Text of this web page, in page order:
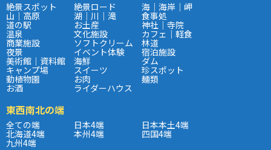
絶景スポット 絶景ロード 海｜海岸｜岬
山｜高原 湖｜川｜滝 食事処
道の駅 お土産 神社｜寺院
温泉 文化施設 カフェ｜軽食
商業施設 ソフトクリーム 林道
夜景 イベント体験 宿泊施設
美術館｜資料館 海鮮 ダム
キャンプ場 スイーツ 珍スポット
動植物園 お肉 麺類
お酒 ライダーハウス
東西南北の端
全ての端 日本4端 日本本土4端
北海道4端 本州4端 四国4端
九州4端